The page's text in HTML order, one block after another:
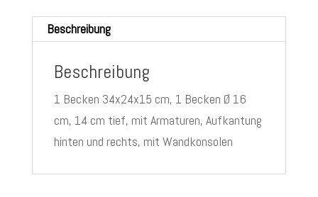
Beschreibung
Beschreibung
1 Becken 34x24x15 cm, 1 Becken Ø 16
cm, 14 cm tief, mit Armaturen, Aufkantung
hinten und rechts, mit Wandkonsolen